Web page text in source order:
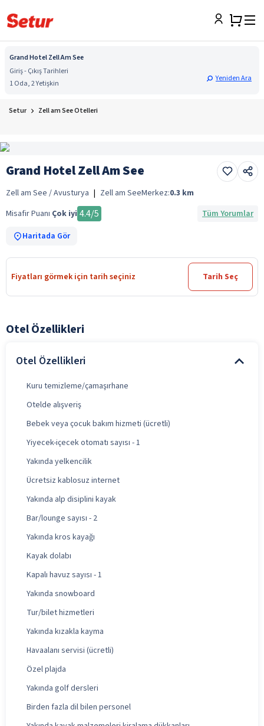
Grand Hotel Zell Am See
Giriş - Çıkış Tarihleri
1 Oda, 2 Yetişkin
Yeniden Ara
Setur Zell am See Otelleri
Grand Hotel Zell Am See
Zell am See / Avusturya | Zell am SeeMerkez:0.3 km
Misafir Puanı Çok iyi 4.4/5
Tüm Yorumlar
Haritada Gör
Fiyatları görmek için tarih seçiniz Tarih Seç
Otel Özellikleri
Otel Özellikleri
Kuru temizleme/çamaşırhane
Otelde alışveriş
Bebek veya çocuk bakım hizmeti (ücretli)
Yiyecek-içecek otomatı sayısı - 1
Yakında yelkencilik
Ücretsiz kablosuz internet
Yakında alp disiplini kayak
Bar/lounge sayısı - 2
Yakında kros kayağı
Kayak dolabı
Kapalı havuz sayısı - 1
Yakında snowboard
Tur/bilet hizmetleri
Yakında kızakla kayma
Havaalanı servisi (ücretli)
Özel plajda
Yakında golf dersleri
Birden fazla dil bilen personel